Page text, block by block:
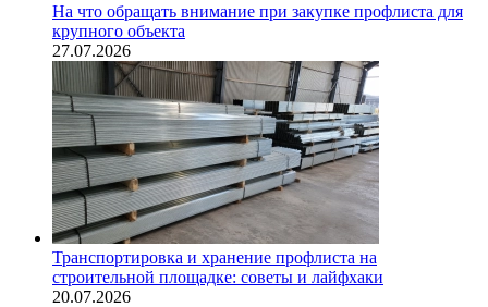
На что обращать внимание при закупке профлиста для
крупного объекта
27.07.2026
Транспортировка и хранение профлиста на
строительной площадке: советы и лайфхаки
20.07.2026